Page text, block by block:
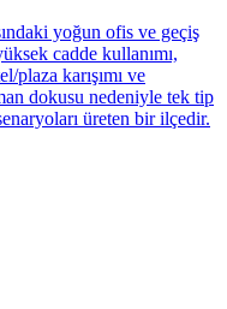
yoğun ofis ve geçiş
cadde kullanımı,
karışımı ve
dokusu nedeniyle tek tip
üreten bir ilçedir.